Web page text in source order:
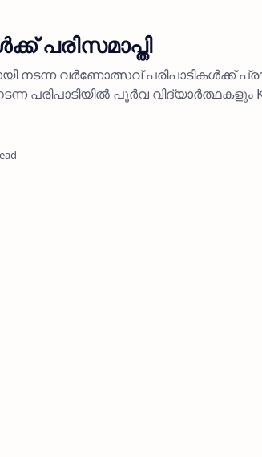
പരിസമാപ്തി
നടന്ന വര്‍ണോത്സവ് പരിപാടികള്‍ക്ക്
പരിപാടിയില്‍ പൂര്‍വ വിദ്യാര്‍ത്ഥകളും